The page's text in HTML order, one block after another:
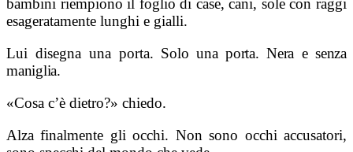
bambini riempiono il foglio di case, cani, sole con raggi
esageratamente lunghi e gialli.
Lui disegna una porta. Solo una porta.Nera e senza
maniglia.
«Cosa c’è dietro?» chiedo.
Alza finalmente gli occhi. Non sono occhi accusatori,